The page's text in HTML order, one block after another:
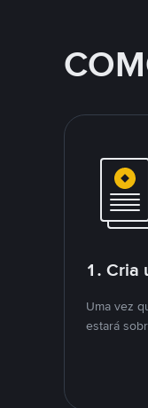
1. Cria
Uma vez
estará